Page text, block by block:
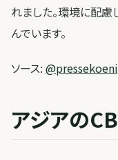
れました。環境に配
んでいます。
ソース:
アジアの